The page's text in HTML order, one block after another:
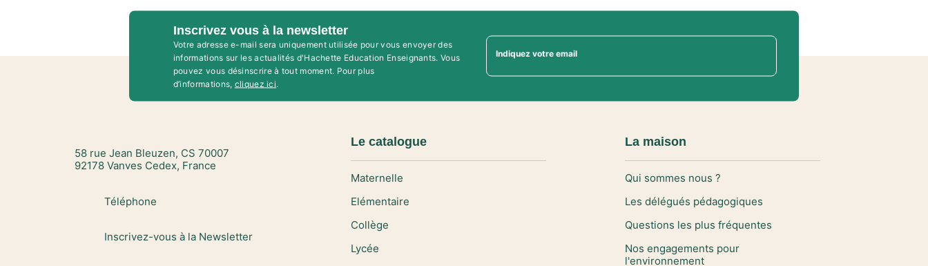
Inscrivez vous à la newsletter
Votre adresse e-mail sera uniquement utilisée pour vous envoyer des
informations sur les actualités d'Hachette Education Enseignants. Vous
pouvez vous désinscrire à tout moment. Pour plus
d’informations, cliquez ici.
Indiquez votre email
58 rue Jean Bleuzen, CS 70007
92178 Vanves Cedex, France
Téléphone
Inscrivez-vous à la Newsletter
Le catalogue
Maternelle
Elémentaire
Collège
Lycée
La maison
Qui sommes nous ?
Les délégués pédagogiques
Questions les plus fréquentes
Nos engagements pour
l'environnement